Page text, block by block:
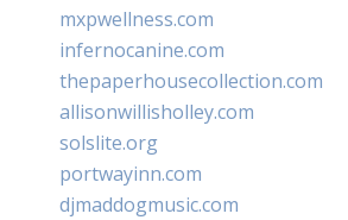
mxpwellness.com
infernocanine.com
thepaperhousecollection.com
allisonwillisholley.com
solslite.org
portwayinn.com
djmaddogmusic.com